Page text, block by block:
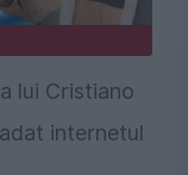
lui Cristiano
internetul